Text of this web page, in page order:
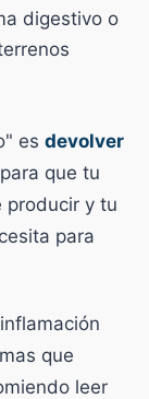
digestivo o
es devolver
que tu
producir y tu
para
que
leer